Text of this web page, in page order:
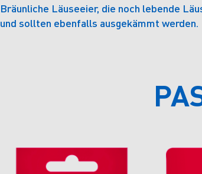
Bräunliche Läuseeier, die noch lebende
und sollten ebenfalls ausgekämmt werden.